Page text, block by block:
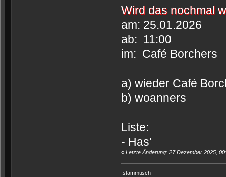
Wird das nochmal
am: 25.01.2026
ab: 11:00
im: Café Borchers
a) wieder Café
b) woanners
Liste:
- Has'
« Letzte Änderung: 27 Dezember 2025,
.stammtisch